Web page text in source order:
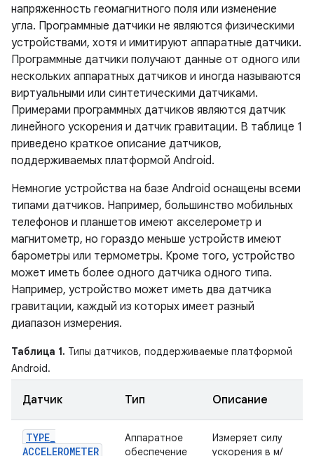
напряженность геомагнитного поля или изменение
угла. Программные датчики не являются физическими
устройствами, хотя и имитируют аппаратные датчики.
Программные датчики получают данные от одного или
нескольких аппаратных датчиков и иногда называются
виртуальными или синтетическими датчиками.
Примерами программных датчиков являются датчик
линейного ускорения и датчик гравитации. В таблице 1
приведено краткое описание датчиков,
поддерживаемых платформой Android.
Немногие устройства на базе Android оснащены всеми
типами датчиков. Например, большинство мобильных
телефонов и планшетов имеют акселерометр и
магнитометр, но гораздо меньше устройств имеют
барометры или термометры. Кроме того, устройство
может иметь более одного датчика одного типа.
Например, устройство может иметь два датчика
гравитации, каждый из которых имеет разный
диапазон измерения.
Таблица 1. Типы датчиков, поддерживаемые платформой
Android.
Датчик Тип Описание
TYPE_
ACCELEROMETER
Аппаратное
обеспечение
Измеряет силу
ускорения в м/